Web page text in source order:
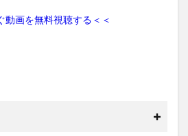
動画を無料視聴する＜＜